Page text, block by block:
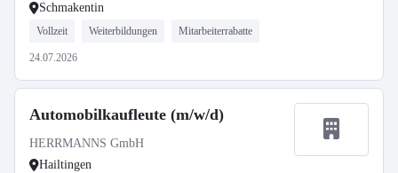
Schmakentin
Vollzeit Weiterbildungen Mitarbeiterrabatte
24.07.2026
Automobilkaufleute (m/w/d)
HERRMANNS GmbH
Hailtingen